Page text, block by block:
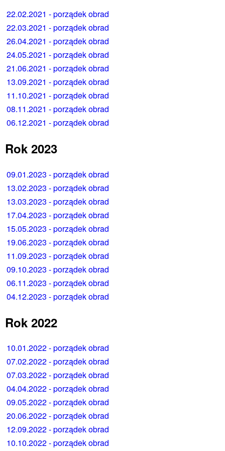
22.02.2021 - porządek obrad
22.03.2021 - porządek obrad
26.04.2021 - porządek obrad
24.05.2021 - porządek obrad
21.06.2021 - porządek obrad
13.09.2021 - porządek obrad
11.10.2021 - porządek obrad
08.11.2021 - porządek obrad
06.12.2021 - porządek obrad
Rok 2023
09.01.2023 - porządek obrad
13.02.2023 - porządek obrad
13.03.2023 - porządek obrad
17.04.2023 - porządek obrad
15.05.2023 - porządek obrad
19.06.2023 - porządek obrad
11.09.2023 - porządek obrad
09.10.2023 - porządek obrad
06.11.2023 - porządek obrad
04.12.2023 - porządek obrad
Rok 2022
10.01.2022 - porządek obrad
07.02.2022 - porządek obrad
07.03.2022 - porządek obrad
04.04.2022 - porządek obrad
09.05.2022 - porządek obrad
20.06.2022 - porządek obrad
12.09.2022 - porządek obrad
10.10.2022 - porządek obrad